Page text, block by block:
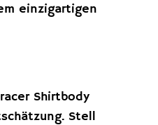
einzigartigen
Shirtbody
Stell